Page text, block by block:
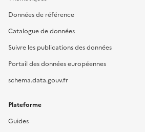
Données de référence
Catalogue de données
Suivre les publications des données
Portail des données européennes
schema.data.gouv.fr
Plateforme
Guides